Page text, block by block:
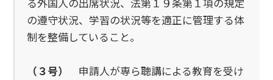
る外国人の出席状況、法第１９条第１項の規定
の遵守状況、学習の状況等を適正に管理する体
制を整備していること。
（３号）
申請人が専ら聴講による教育を受け